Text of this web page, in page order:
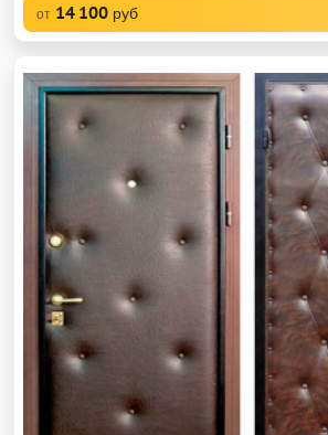
от 14 100 руб